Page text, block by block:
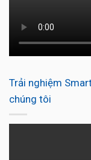
Trải nghiệm
chúng tôi